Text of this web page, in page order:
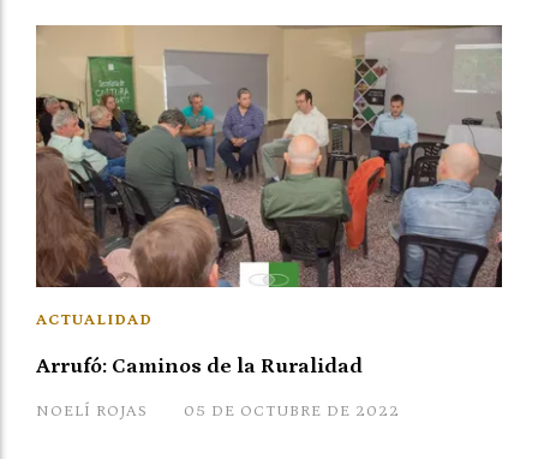
Arrufó: Caminos de la Ruralidad
NOELÍ ROJAS
ACTUALIDAD
05 DE OCTUBRE DE 2022